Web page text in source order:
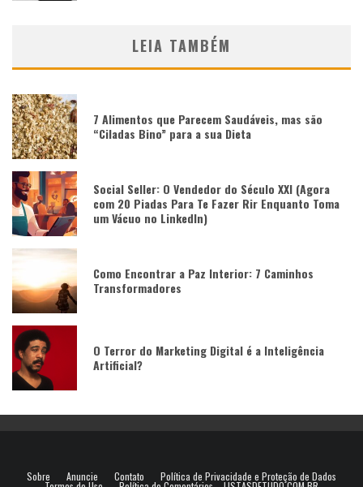
LEIA TAMBÉM
7 Alimentos que Parecem Saudáveis, mas são
“Ciladas Bino” para a sua Dieta
Social Seller: O Vendedor do Século XXI (Agora
com 20 Piadas Para Te Fazer Rir Enquanto Toma
um Vácuo no LinkedIn)
Como Encontrar a Paz Interior: 7 Caminhos
Transformadores
O Terror do Marketing Digital é a Inteligência
Artificial?
Sobre Anuncie Contato Política de Privacidade e Proteção de Dados